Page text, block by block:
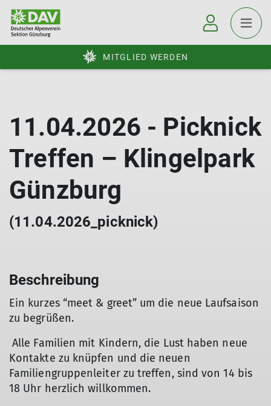
MITGLIED WERDEN
11.04.2026 - Picknick
Treffen – Klingelpark
Günzburg
(11.04.2026_picknick)
Beschreibung
Ein kurzes “meet & greet” um die neue Laufsaison
zu begrüßen.
Alle Familien mit Kindern, die Lust haben neue
Kontakte zu knüpfen und die neuen
Familiengruppenleiter zu treffen, sind von 14 bis
18 Uhr herzlich willkommen.